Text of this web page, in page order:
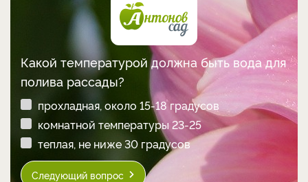
Какой температурой должна быть вода для
полива рассады?
прохладная, около 15-18 градусов
комнатной температуры 23-25
теплая, не ниже 30 градусов
Следующий вопрос